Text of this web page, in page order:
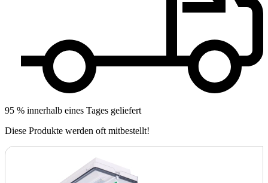
95 % innerhalb eines Tages geliefert
Diese Produkte werden oft mitbestellt!